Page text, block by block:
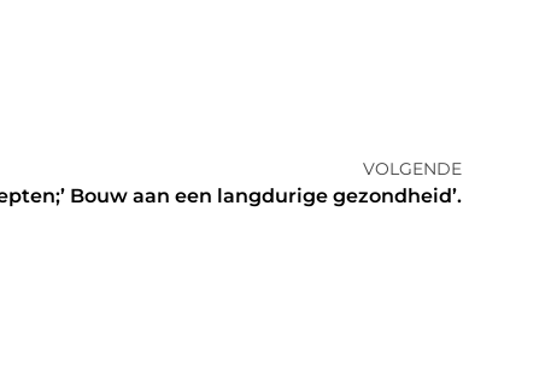
VOLGENDE
Bouw aan een langdurige gezondheid’.